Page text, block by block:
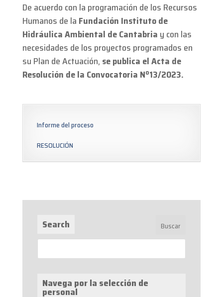
De acuerdo con la programación de los Recursos
Humanos de la Fundación Instituto de
Hidráulica Ambiental de Cantabria y con las
necesidades de los proyectos programados en
su Plan de Actuación, se publica el Acta de
Resolución de la Convocatoria Nº13/2023.
Informe del proceso
RESOLUCIÓN
Search
Navega por la selección de
personal